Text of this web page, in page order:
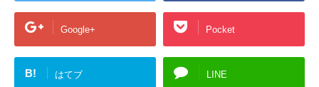
Google+ Pocket
B! はてブ LINE